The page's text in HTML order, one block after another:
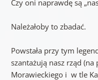
Czy oni naprawdę są
Należałoby to zbadać.
Powstała przy tym
szantażują nasz rząd (na
Morawieckiego i w tle